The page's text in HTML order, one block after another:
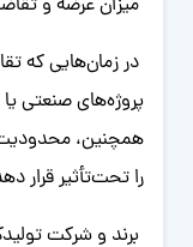
میزان عرضه و
در زمان‌هایی که
پروژه‌های صنعتی
همچنین، محدودیت
را تحت‌تأثیر قرار
برند و شرکت